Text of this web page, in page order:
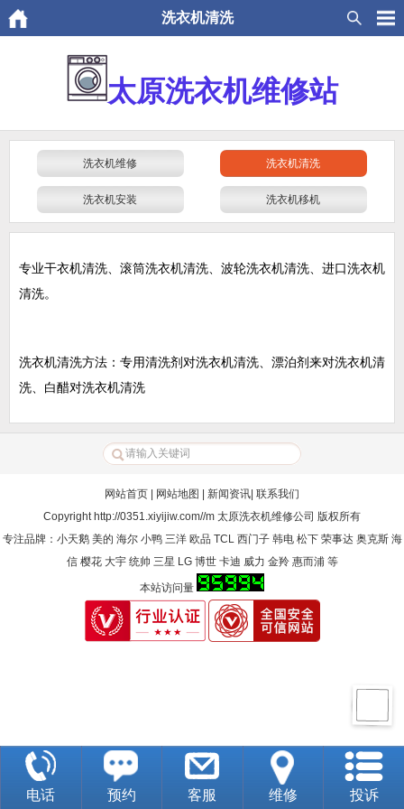
洗衣机清洗
太原洗衣机维修站
洗衣机维修 洗衣机清洗
洗衣机安装 洗衣机移机
专业干衣机清洗、滚筒洗衣机清洗、波轮洗衣机清洗、进口洗衣机
清洗。
洗衣机清洗方法：专用清洗剂对洗衣机清洗、漂泊剂来对洗衣机清
洗、白醋对洗衣机清洗
网站首页 网站地图 新闻资讯 联系我们
Copyright http://0351.xiyijiw.com//m 太原洗衣机维修公司 版权所有
专注品牌：小天鹅 美的 海尔 小鸭 三洋 欧品 TCL 西门子 韩电 松下 荣事达 奥克斯 海
信 樱花 大宇 统帅 三星 LG 博世 卡迪 威力 金羚 惠而浦 等
本站访问量
电话 预约 客服 维修 投诉